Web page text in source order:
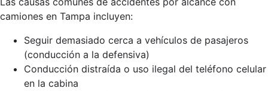
camiones en Tampa incluyen:
Seguir demasiado cerca a vehículos de pasajeros
(conducción a la defensiva)
Conducción distraída o uso ilegal del teléfono celular
en la cabina